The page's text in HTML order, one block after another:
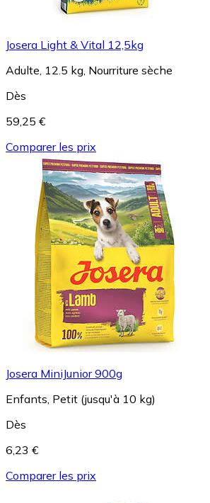
Josera Light & Vital 12,5kg
Adulte, 12.5 kg, Nourriture sèche
Dès
59,25 €
Comparer les prix
Josera MiniJunior 900g
Enfants, Petit (jusqu'à 10 kg)
Dès
6,23 €
Comparer les prix